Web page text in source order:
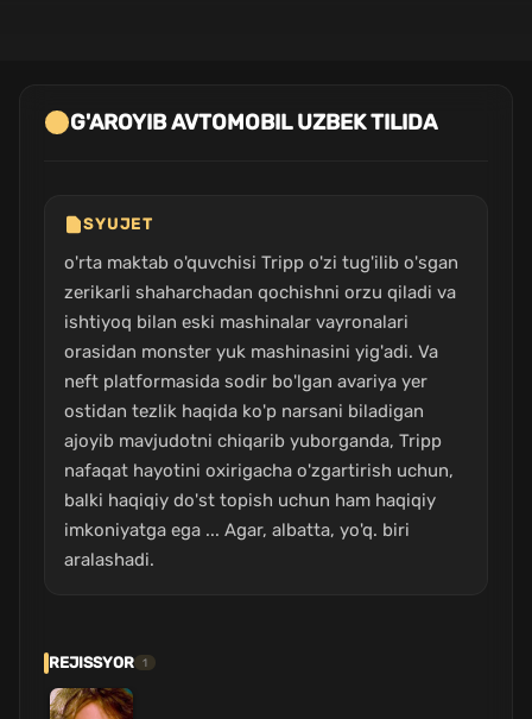
G'AROYIB AVTOMOBIL UZBEK TILIDA
SYUJET
o'rta maktab o'quvchisi Tripp o'zi tug'ilib o'sgan
zerikarli shaharchadan qochishni orzu qiladi va
ishtiyoq bilan eski mashinalar vayronalari
orasidan monster yuk mashinasini yig'adi. Va
neft platformasida sodir bo'lgan avariya yer
ostidan tezlik haqida ko'p narsani biladigan
ajoyib mavjudotni chiqarib yuborganda, Tripp
nafaqat hayotini oxirigacha o'zgartirish uchun,
balki haqiqiy do'st topish uchun ham haqiqiy
imkoniyatga ega ... Agar, albatta, yo'q. biri
aralashadi.
REJISSYOR 1